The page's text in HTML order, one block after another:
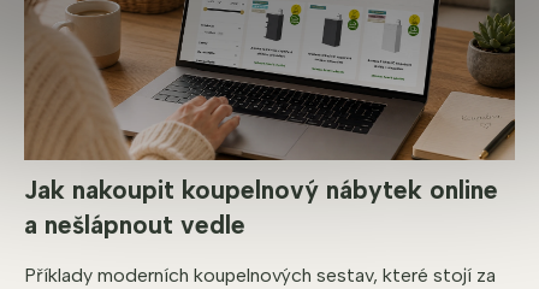
Jak nakoupit koupelnový nábytek online
a nešlápnout vedle
Příklady moderních koupelnových sestav, které stojí za